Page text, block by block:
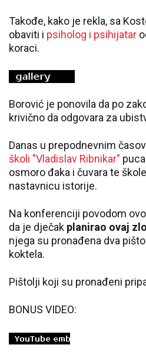
Takođe, kako je rekla, sa
obaviti i psiholog i psihijatar
koraci.
Borović je ponovila da po
krivično da odgovara za
Danas u prepodnevnim
školi "Vladislav Ribnikar"
osmoro đaka i čuvara te
nastavnicu istorije.
Na konferenciji povodom
da je dječak planirao ovaj
njega su pronađena dva
koktela.
Pištolji koji su pronađeni
BONUS VIDEO: